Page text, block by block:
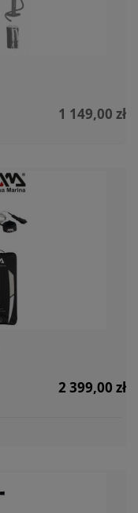
1 149,00 zł
2 399,00 zł